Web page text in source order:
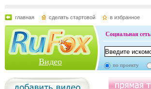
главная сделать стартовой в избранное
Видео
Социальная сеть
по проекту